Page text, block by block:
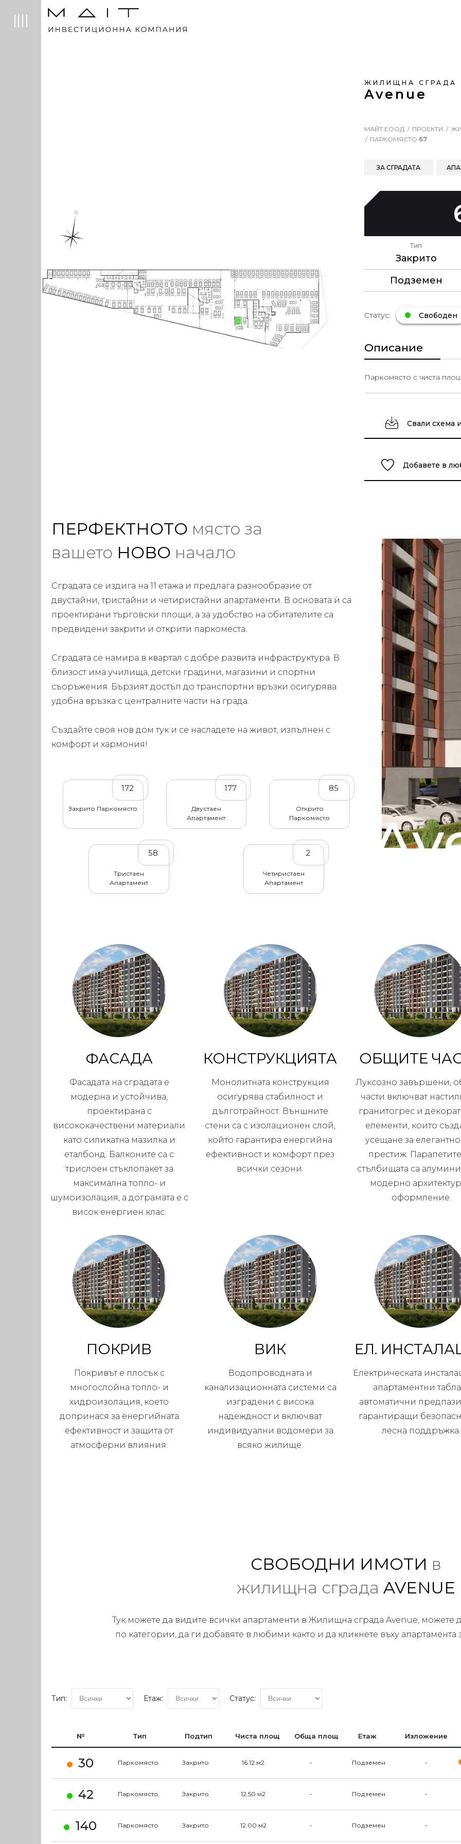
ЖИЛИЩНА СГРАДА
Avenue
МАЙТ ЕООД ПРОЕКТИ
ПАРКОМЯСТО 67
ЗА СГРАДАТА
Тип
Закрито
Подземен
Статус: Свободен
Описание
Паркомясто с чиста площ
Свали схема
Добавете в
ПЕРФЕКТНОТО място за
вашето НОВО начало
Сградата се издига на 11 етажа и предлага разнообразие от
двустайни, тристайни и четиристайни апартаменти. В основата ѝ са
проектирани търговски площи, а за удобство на обитателите са
предвидени закрити и открити паркоместа.
Сградата се намира в квартал с добре развита инфраструктура. В
близост има училища, детски градини, магазини и спортни
съоръжения. Бързият достъп до транспортни връзки осигурява
удобна връзка с централните части на града.
Създайте своя нов дом тук и се насладете на живот, изпълнен с
комфорт и хармония!
172
Закрито Паркомясто
177
Двустаен
Апартамент
85
Открито
Паркомясто
58
Тристаен
Апартамент
2
Четиристаен
Апартамент
ФАСАДА
Фасадата на сградата е
модерна и устойчива,
проектирана с
висококачествени материали
като силикатна мазилка и
еталбонд. Балконите са с
трислоен стъклопакет за
максимална топло- и
шумоизолация, а дограмата е с
висок енергиен клас.
КОНСТРУКЦИЯТА
Монолитната конструкция
осигурява стабилност и
дълготрайност. Външните
стени са с изолационен слой,
който гарантира енергийна
ефективност и комфорт през
всички сезони.
ОБЩИТЕ
Луксозно завършени,
части включват
гранитогрес и
елементи, които
усещане за
престиж.
стълбищата са
модерно
оформление.
ПОКРИВ
Покривът е плосък с
многослойна топло- и
хидроизолация, което
допринася за енергийната
ефективност и защита от
атмосферни влияния.
ВИК
Водопроводната и
канализационната системи са
изградени с висока
надеждност и включват
индивидуални водомери за
всяко жилище.
ЕЛ.
Електрическата
апартаментни
автоматични
гарантиращи
лесна поддръжка.
СВОБОДНИ ИМОТИ в
жилищна сграда AVENUE
Тук можете да видите всички апартаменти в Жилищна сграда Avenue, можете
по категории, да ги добавяте в любими както и да кликнете въху
Тип: Етаж: Статус:
№ Тип Подтип Чиста площ Обща площ Етаж Изложение
30 Паркомясто Закрито 16.12 м2 - Подземен -
42 Паркомясто Закрито 12.50 м2 - Подземен -
140 Паркомясто Закрито 12.00 м2 - Подземен -